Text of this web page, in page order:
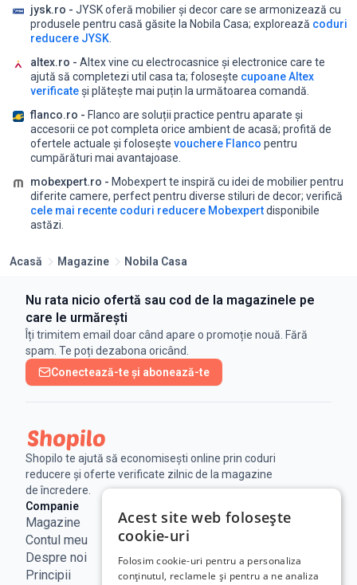
jysk.ro - JYSK oferă mobilier și decor care se armonizează cu
produsele pentru casă găsite la Nobila Casa; explorează coduri
reducere JYSK
altex.ro - Altex vine cu electrocasnice și electronice care te
ajută să completezi util casa ta; folosește cupoane Altex
verificateși plătește mai puțin la următoarea comandă.
flanco.ro - Flanco are soluții practice pentru aparate și
accesorii ce pot completa orice ambient de acasă; profită de
ofertele actuale și folosește vouchere Flanco pentru
cumpărături mai avantajoase.
mobexpert.ro - Mobexpert te inspiră cu idei de mobilier pentru
diferite camere, perfect pentru diverse stiluri de decor; verifică
cele mai recente coduri reducere Mobexpertdisponibile
astăzi.
Acasă Magazine Nobila Casa
Nu rata nicio ofertă sau cod de la magazinele pe
care le urmărești
Îți trimitem email doar când apare o promoție nouă. Fără
spam. Te poți dezabona oricând.
Conectează-te și abonează-te
Shopilo te ajută să economisești online prin coduri
reducere și oferte verificate zilnic de la magazine
de încredere.
Companie
Magazine
Contul meu
Despre noi
Principii
Notificare
Legala
Politica de
confidențialitate
Blog
ANPC
SAL - UE
Acest site web folosește
cookie-uri
Folosim cookie-uri pentru a personaliza
conținutul, reclamele și pentru a ne analiza